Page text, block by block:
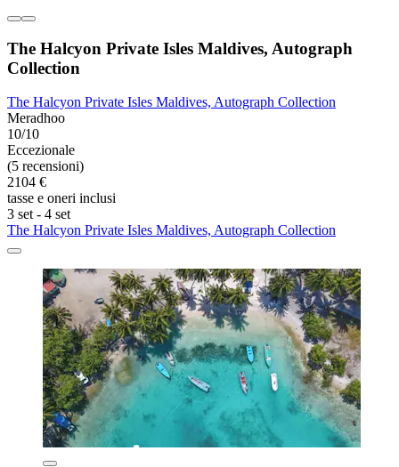
The Halcyon Private Isles Maldives, Autograph
Collection
The Halcyon Private Isles Maldives, Autograph Collection
Meradhoo
10/10
Eccezionale
(5 recensioni)
2104 €
tasse e oneri inclusi
3 set - 4 set
The Halcyon Private Isles Maldives, Autograph Collection